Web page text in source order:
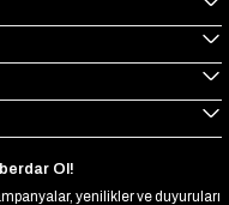
Ol!
yenilikler ve duyuruları